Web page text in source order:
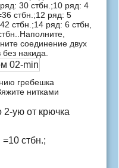
30 стбн.;10 ряд: 4
стбн.;12 ряд: 5
стбн.;14 ряд: 6 стбн,
соединение двух
накида.
гребешка
нитками
2-ую от крючка
стбн.;